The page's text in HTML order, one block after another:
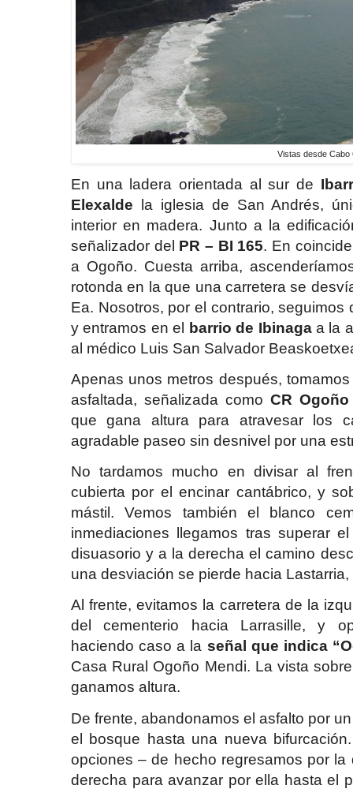
Vistas desde Cabo
En una ladera orientada al sur de
Elexalde la iglesia de San Andrés,
interior en madera. Junto a la
señalizador del PR – BI 165. En
a Ogoño. Cuesta arriba,
rotonda en la que una carretera se
Ea. Nosotros, por el contrario,
y entramos en el barrio de Ibinagaa la
al médico Luis San Salvador
Apenas unos metros después,
asfaltada, señalizada comoCR
que gana altura para atravesar los
agradable paseo sin desnivel por una
No tardamos mucho en divisar al
cubierta por el encinar cantábrico, y
mástil. Vemos también el blanco
inmediaciones llegamos tras superar
disuasorio y a la derecha el camino
una desviación se pierde hacia
Al frente, evitamos la carretera de la
del cementerio hacia Larrasille, y
haciendo caso a la señal que indica
Casa Rural Ogoño Mendi. La vista
ganamos altura.
De frente, abandonamos el asfalto por
el bosque hasta una nueva
opciones – de hecho regresamos por
derecha para avanzar por ella hasta el